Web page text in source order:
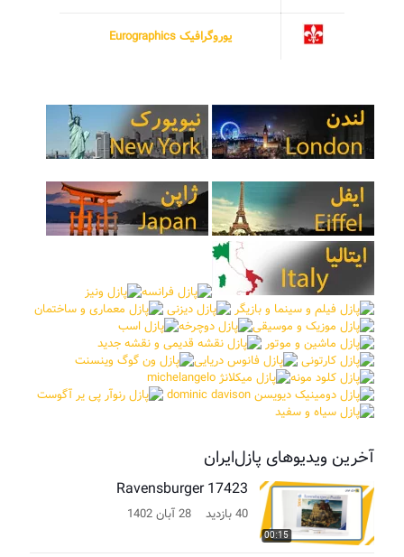
یوروگرافیک Eurographics
آخرین ویدیوهای پازل‌ایران
00:15
Ravensburger 17423
40 بازدید 28 آبان 1402